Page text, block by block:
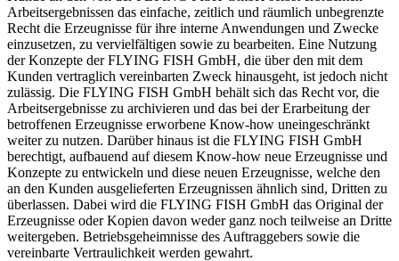
Arbeitsergebnissen das einfache, zeitlich und räumlich unbegrenzte
Recht die Erzeugnisse für ihre interne Anwendungen und Zwecke
einzusetzen, zu vervielfältigen sowie zu bearbeiten. Eine Nutzung
der Konzepte der FLYING FISH GmbH, die über den mit dem
Kunden vertraglich vereinbarten Zweck hinausgeht, ist jedoch nicht
zulässig. Die FLYING FISH GmbH behält sich das Recht vor, die
Arbeitsergebnisse zu archivieren und das bei der Erarbeitung der
betroffenen Erzeugnisse erworbene Know-how uneingeschränkt
weiter zu nutzen. Darüber hinaus ist die FLYING FISH GmbH
berechtigt, aufbauend auf diesem Know-how neue Erzeugnisse und
Konzepte zu entwickeln und diese neuen Erzeugnisse, welche den
an den Kunden ausgelieferten Erzeugnissen ähnlich sind, Dritten zu
überlassen. Dabei wird die FLYING FISH GmbH das Original der
Erzeugnisse oder Kopien davon weder ganz noch teilweise an Dritte
weitergeben. Betriebsgeheimnisse des Auftraggebers sowie die
vereinbarte Vertraulichkeit werden gewahrt.